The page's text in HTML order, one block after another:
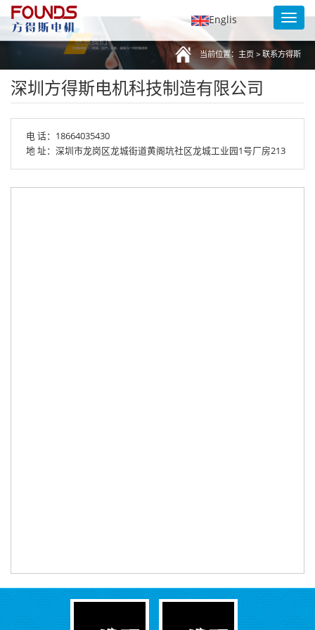
Englis
当前位置： 主页 > 联系方得斯
深圳方得斯电机科技制造有限公司
电 话：18664035430
地 址：深圳市龙岗区龙城街道黄阁坑社区龙城工业园1号厂房213